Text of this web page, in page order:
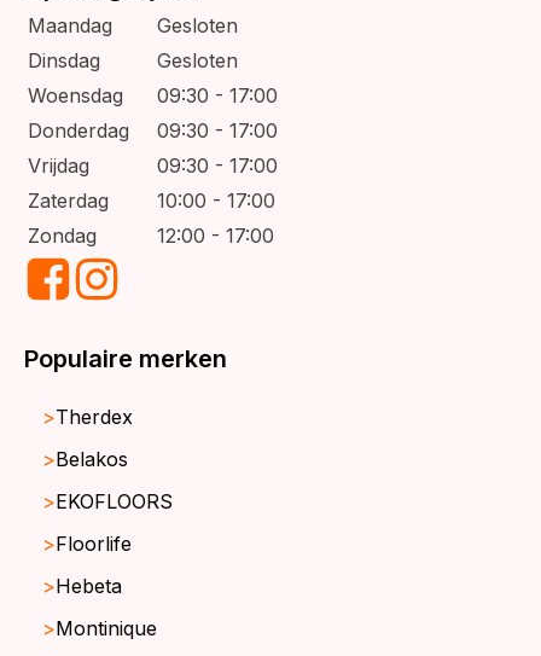
Maandag
Gesloten
Dinsdag
Gesloten
Woensdag
09:30 - 17:00
Donderdag
09:30 - 17:00
Vrijdag
09:30 - 17:00
Zaterdag
10:00 - 17:00
Zondag
12:00 - 17:00
Populaire merken
Therdex
Belakos
EKOFLOORS
Floorlife
Hebeta
Montinique